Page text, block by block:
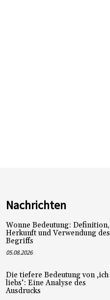
Nachrichten
Wonne Bedeutung: Definition,
Herkunft und Verwendung des
Begriffs
05.08.2026
Die tiefere Bedeutung von ‚ich
liebs‘: Eine Analyse des
Ausdrucks